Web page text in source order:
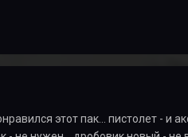
этот пак... пистолет - и